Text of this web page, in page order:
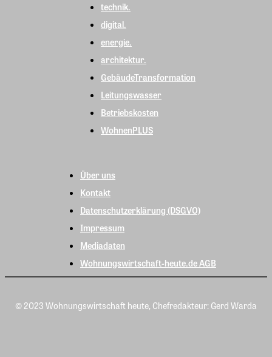
technik.
digital.
energie.
architektur.
GebäudeTransformation
Leitungswasser
Betriebskosten
WohnenPLUS
Über uns
Kontakt
Datenschutzerklärung (DSGVO)
Impressum
Mediadaten
Wohnungswirtschaft-heute.de AGB
© 2023 Wohnungswirtschaft heute, Chefredakteur: Gerd Warda